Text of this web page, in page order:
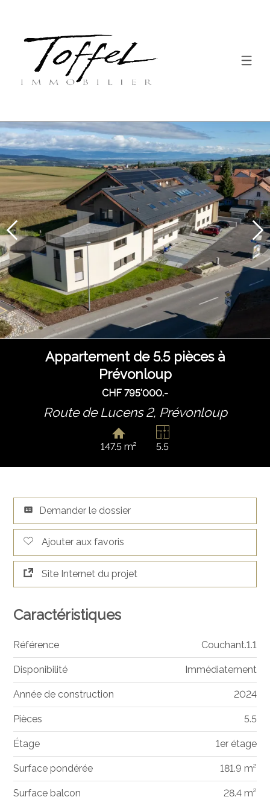
Appartement de 5.5 pièces à
Prévonloup
CHF 795'000.-
Route de Lucens 2, Prévonloup
147.5 m² 5.5
Demander le dossier
Ajouter aux favoris
Site Internet du projet
Caractéristiques
Référence Couchant.1.1
Disponibilité Immédiatement
Année de construction 2024
Pièces 5.5
Étage 1er étage
Surface pondérée 181.9 m²
Surface balcon 28.4 m²